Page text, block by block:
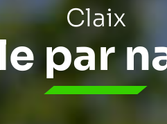
Claix
par